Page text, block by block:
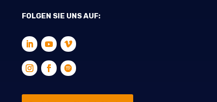
FOLGEN SIE UNS AUF: